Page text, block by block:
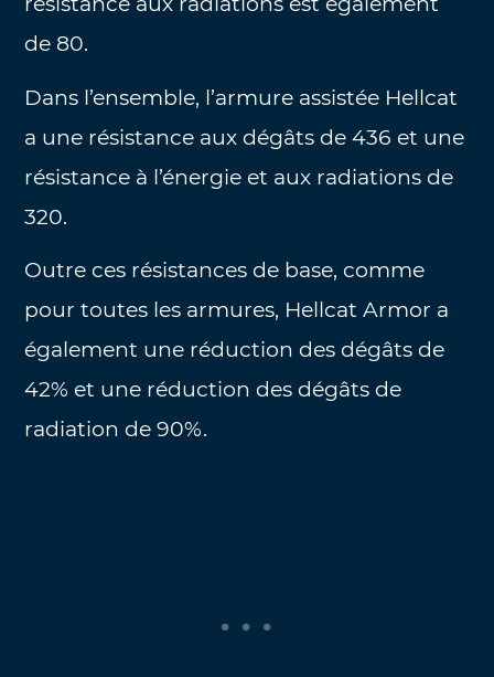
de 80.
Dans l’ensemble, l’armure assistée Hellcat
a une résistance aux dégâts de 436 et une
résistance à l’énergie et aux radiations de
320.
Outre ces résistances de base, comme
pour toutes les armures, Hellcat Armor a
également une réduction des dégâts de
42% et une réduction des dégâts de
radiation de 90%.